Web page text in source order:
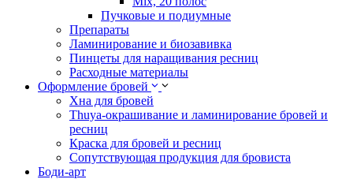
Пучковые и подиумные
Препараты
Ламинирование и биозавивка
Пинцеты для наращивания ресниц
Расходные материалы
Оформление бровей
Хна для бровей
Thuya-окрашивание и ламинирование бровей и
ресниц
Краска для бровей и ресниц
Сопутствующая продукция для бровиста
Боди-арт